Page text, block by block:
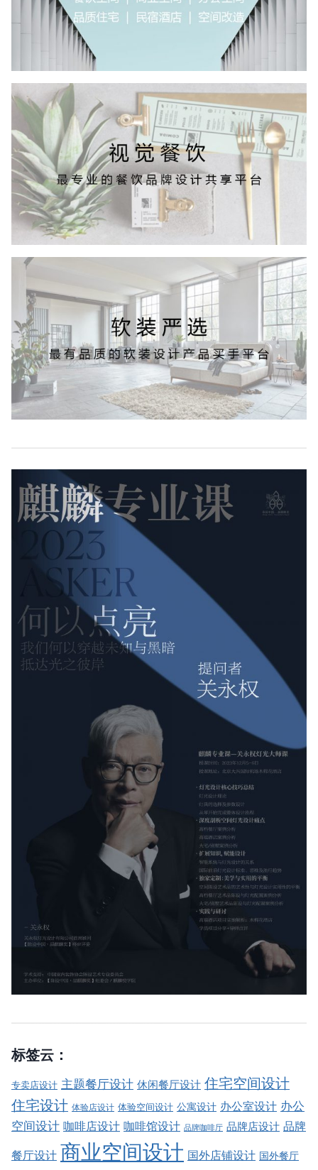
标签云：
专卖店设计 主题餐厅设计 休闲餐厅设计 住宅空间设计
住宅设计 体验店设计 体验空间设计 公寓设计 办公室设计 办公
空间设计 咖啡店设计 咖啡馆设计 品牌咖啡厅 品牌店设计 品牌
餐厅设计 商业空间设计 国外店铺设计 国外餐厅